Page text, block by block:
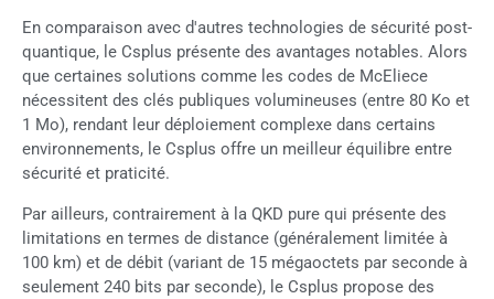
En comparaison avec d'autres technologies de sécurité post-
quantique, le Csplus présente des avantages notables. Alors
que certaines solutions comme les codes de McEliece
nécessitent des clés publiques volumineuses (entre 80 Ko et
1 Mo), rendant leur déploiement complexe dans certains
environnements, le Csplus offre un meilleur équilibre entre
sécurité et praticité.
Par ailleurs, contrairement à la QKD pure qui présente des
limitations en termes de distance (généralement limitée à
100 km) et de débit (variant de 15 mégaoctets par seconde à
seulement 240 bits par seconde), le Csplus propose des